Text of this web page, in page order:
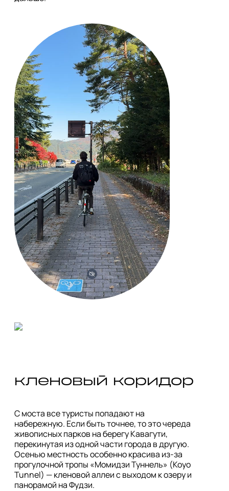
С моста все туристы попадают на
набережную. Если быть точнее, то это череда
живописных парков на берегу Кавагути,
перекинутая из одной части города в другую.
Осенью местность особенно красива из-за
прогулочной тропы «Момидзи Туннель» (Koyo
Tunnel) — кленовой аллеи с выходом к озеру и
панорамой на Фудзи.